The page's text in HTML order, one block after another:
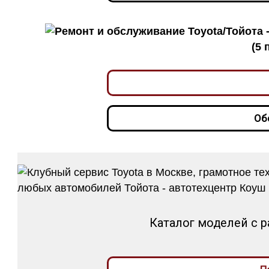
(5
Каталог моделей с